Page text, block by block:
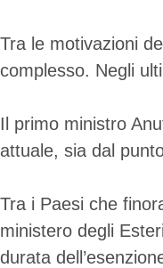
Tra le motivazioni
complesso. Negli
Il primo ministro
attuale, sia dal
Tra i Paesi che
ministero degli
durata